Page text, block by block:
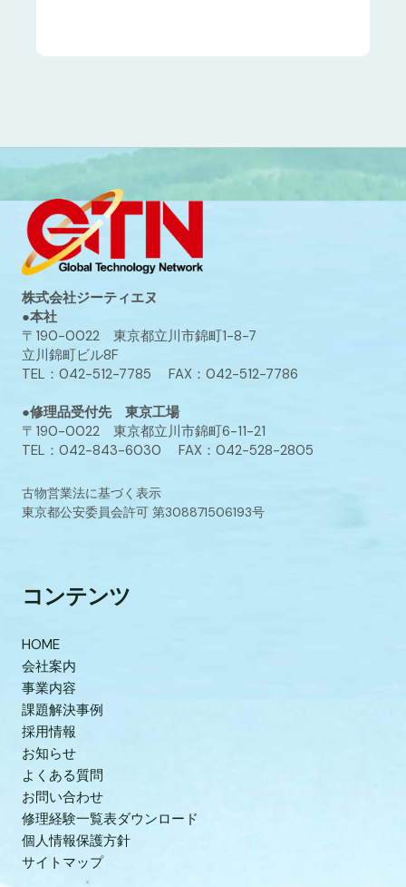
株式会社ジーティエヌ
●本社
〒190-0022 東京都立川市錦町1-8-7
立川錦町ビル8F
TEL：042-512-7785 FAX：042-512-7786
●修理品受付先 東京工場
〒190-0022 東京都立川市錦町6-11-21
TEL：042-843-6030 FAX：042-528-2805
古物営業法に基づく表示
東京都公安委員会許可 第308871506193号
コンテンツ
HOME
会社案内
事業内容
課題解決事例
採用情報
お知らせ
よくある質問
お問い合わせ
修理経験一覧表ダウンロード
個人情報保護方針
サイトマップ